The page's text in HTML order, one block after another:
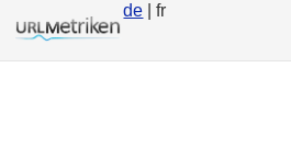
de | fr